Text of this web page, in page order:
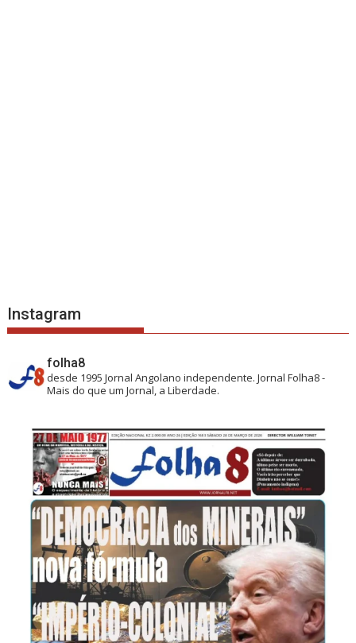
Instagram
folha8
desde 1995 Jornal Angolano independente.Jornal Folha8 -
Mais do que um Jornal, a Liberdade.